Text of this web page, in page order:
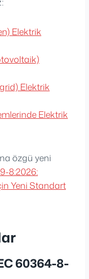
Elektrik
Elektrik
Elektrik
özgü yeni
8:2026:
Yeni Standart
60364-8-